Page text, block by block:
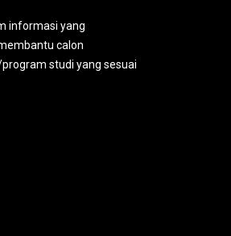
informasi yang
calon
studi yang sesuai